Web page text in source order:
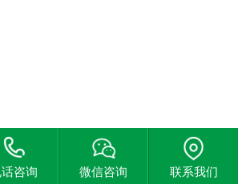
咨询 微信咨询 联系我们